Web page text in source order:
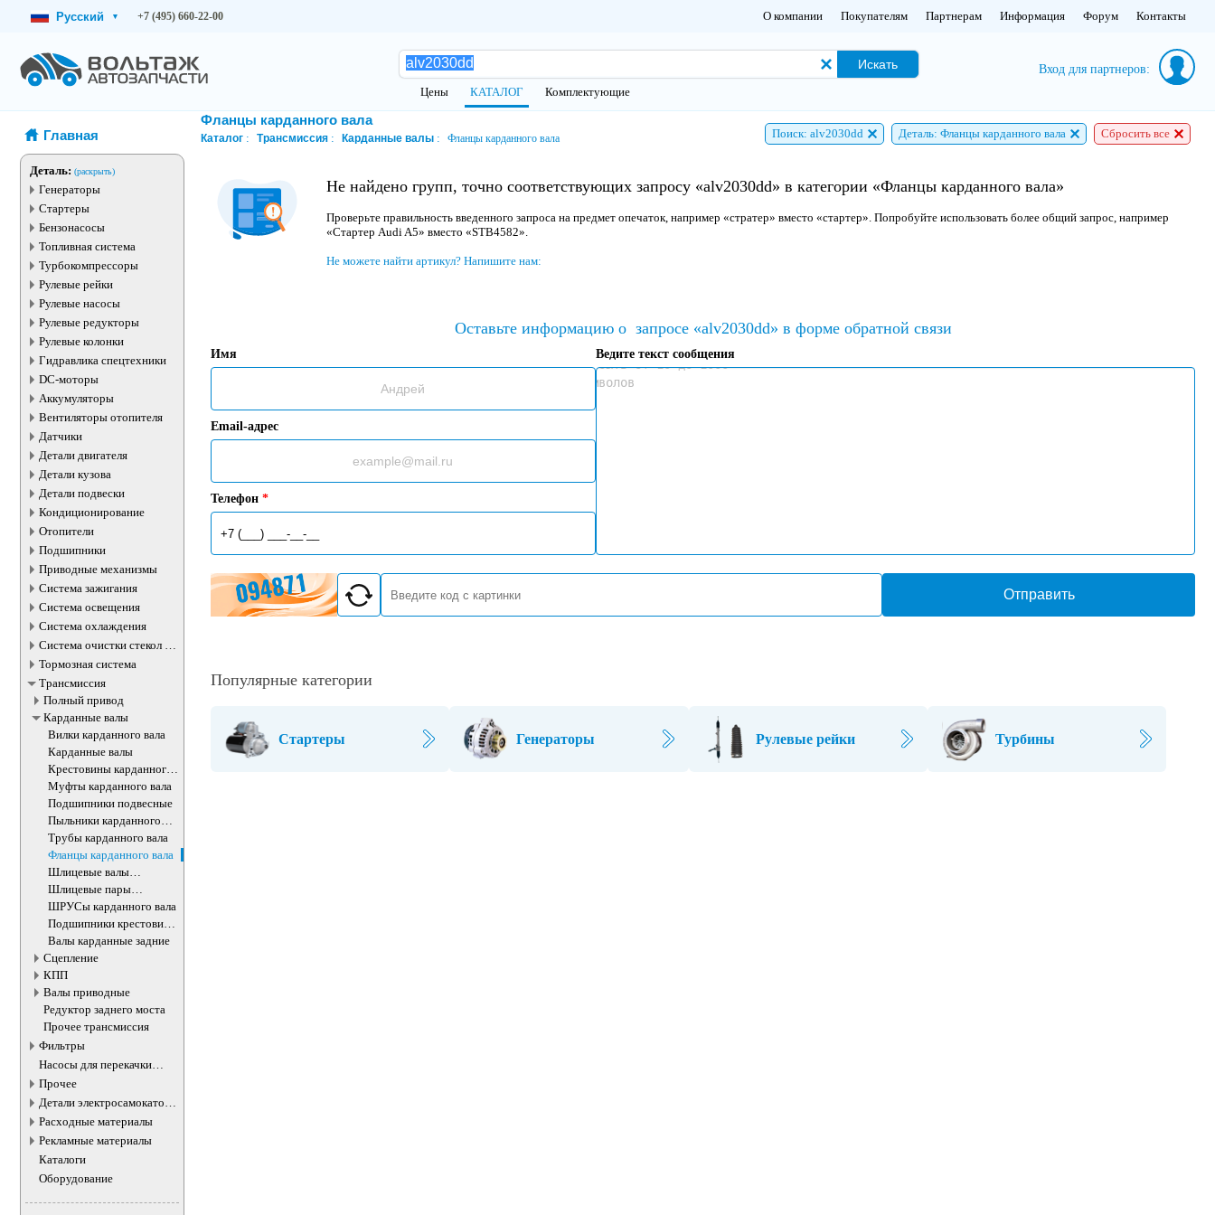
Русский ▾ +7 (495) 660-22-00 О компании Покупателям Партнерам Информация Форум Контакты
Искать
Цены КАТАЛОГ Комплектующие
Вход для партнеров:
Главная
Деталь: (раскрыть)
Генераторы
Стартеры
Бензонасосы
Топливная система
Турбокомпрессоры
Рулевые рейки
Рулевые насосы
Рулевые редукторы
Рулевые колонки
Гидравлика спецтехники
DC-моторы
Аккумуляторы
Вентиляторы отопителя
Датчики
Детали двигателя
Детали кузова
Детали подвески
Кондиционирование
Отопители
Подшипники
Приводные механизмы
Система зажигания
Система освещения
Система охлаждения
Система очистки стекол и
фар
Тормозная система
Трансмиссия
Полный привод
Карданные валы
Вилки карданного вала
Карданные валы
Крестовины карданного
вала
Муфты карданного вала
Подшипники подвесные
Пыльники карданного
вала
Трубы карданного вала
Фланцы карданного вала
Шлицевые валы
карданного вала
Шлицевые пары
карданного вала
ШРУСы карданного вала
Подшипники крестовин
карданного вала
Валы карданные задние
Сцепление
КПП
Валы приводные
Редуктор заднего моста
Прочее трансмиссия
Фильтры
Насосы для перекачки
жидкостей
Прочее
Детали электросамокатов и
электротранспорта
Расходные материалы
Рекламные материалы
Каталоги
Оборудование
Фланцы карданного вала
Каталог Трансмиссия Карданные валы Фланцы карданного вала Поиск: alv2030dd Деталь: Фланцы карданного вала Сбросить все
Не найдено групп, точно соответствующих запросу «alv2030dd» в категории «Фланцы карданного вала»
Проверьте правильность введенного запроса на предмет опечаток, например «стратер» вместо «стартер». Попробуйте использовать более общий запрос, например
«Стартер Audi A5» вместо «STB4582».
Не можете найти артикул? Напишите нам:
Оставьте информацию о запросе «alv2030dd» в форме обратной связи
Имя
Email-адрес
Телефон *
Ведите текст сообщения
Отправить
Популярные категории
Стартеры Генераторы Рулевые рейки Турбины